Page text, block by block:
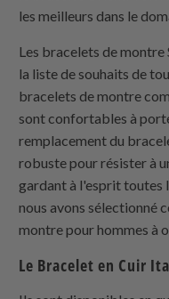
les meilleurs dans le
Les bracelets de
la liste de souhaits de
bracelets de montre
sont confortables à
remplacement du
robuste pour résister à
gardant à l'esprit toutes
nous avons sélectionné
montre pour hommes à
Le Bracelet en Cuir